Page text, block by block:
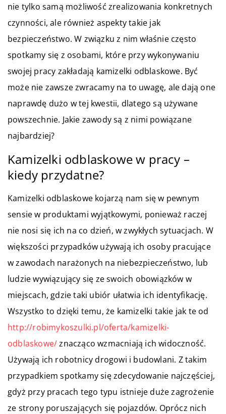
nie tylko samą możliwość zrealizowania konkretnych
czynności, ale również aspekty takie jak
bezpieczeństwo. W związku z nim właśnie często
spotkamy się z osobami, które przy wykonywaniu
swojej pracy zakładają kamizelki odblaskowe. Być
może nie zawsze zwracamy na to uwagę, ale dają one
naprawdę dużo w tej kwestii, dlatego są używane
powszechnie. Jakie zawody są z nimi powiązane
najbardziej?
Kamizelki odblaskowe w pracy –
kiedy przydatne?
Kamizelki odblaskowe kojarzą nam się w pewnym
sensie w produktami wyjątkowymi, ponieważ raczej
nie nosi się ich na co dzień, w zwykłych sytuacjach. W
większości przypadków używają ich osoby pracujące
w zawodach narażonych na niebezpieczeństwo, lub
ludzie wywiązujący się ze swoich obowiązków w
miejscach, gdzie taki ubiór ułatwia ich identyfikację.
Wszystko to dzięki temu, że kamizelki takie jak te od
http://robimykoszulki.pl/oferta/kamizelki-
odblaskowe/znacząco wzmacniają ich widoczność.
Używają ich robotnicy drogowi i budowlani. Z takim
przypadkiem spotkamy się zdecydowanie najczęściej,
gdyż przy pracach tego typu istnieje duże zagrożenie
ze strony poruszających się pojazdów. Oprócz nich